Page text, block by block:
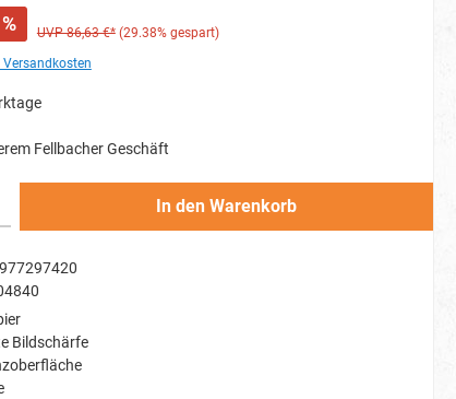
% UVP 86,63 €* (29.38% gespart)
Versandkosten
Fellbacher Geschäft
In den Warenkorb
Bildschärfe